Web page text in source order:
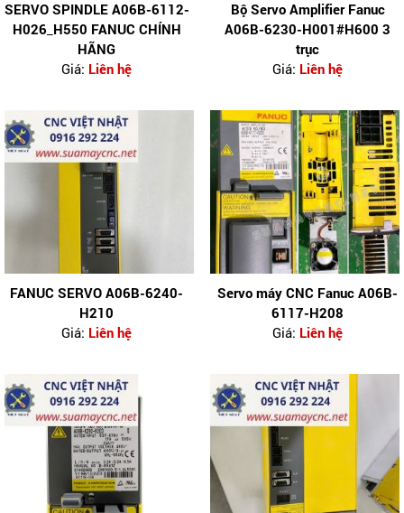
SERVO SPINDLE A06B-6112-
H026_H550 FANUC CHÍNH
HÃNG
Giá: Liên hệ
Bộ Servo Amplifier Fanuc
A06B-6230-H001#H600 3
trục
Giá: Liên hệ
FANUC SERVO A06B-6240-
H210
Giá: Liên hệ
Servo máy CNC Fanuc A06B-
6117-H208
Giá: Liên hệ